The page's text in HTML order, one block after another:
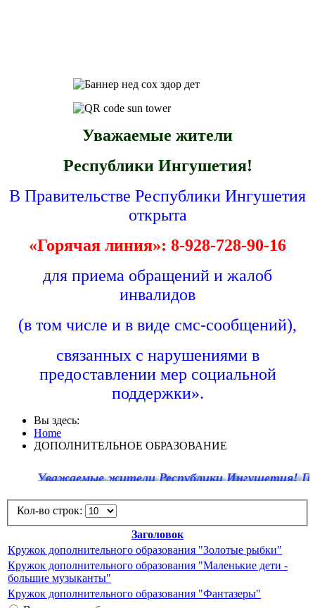
Уважаемые жители
Республики Ингушетия!
В Правительстве Республики Ингушетия
открыта
«Горячая линия»: 8-928-728-90-16
для приема обращений и жалоб
инвалидов
(в том числе и в виде смс-сообщений),
связанных с нарушениями в
предоставлении мер социальной
поддержки».
Вы здесь:
Home
ДОПОЛНИТЕЛЬНОЕ ОБРАЗОВАНИЕ
Уважаемые жители Республики Ингушетия! По
Кол-во строк:
Заголовок
Кружок дополнительного образования "Золотые рыбки"
Кружок дополнительного образования "Маленькие дети -
большие музыканты"
Кружок дополнительного образования "Фантазеры"